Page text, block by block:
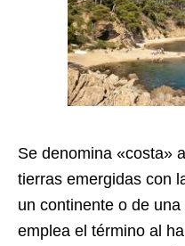
Se denomina «costa»
tierras emergidas con
un continente o de
emplea el término al